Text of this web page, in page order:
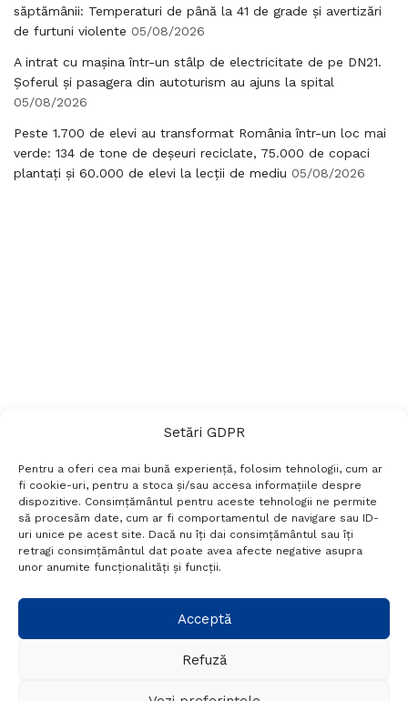
Setări GDPR
Pentru a oferi cea mai bună experiență, folosim tehnologii, cum ar
fi cookie-uri, pentru a stoca și/sau accesa informațiile despre
dispozitive. Consimțământul pentru aceste tehnologii ne permite
să procesăm date, cum ar fi comportamentul de navigare sau ID-
uri unice pe acest site. Dacă nu îți dai consimțământul sau îți
retragi consimțământul dat poate avea afecte negative asupra
unor anumite funcționalități și funcții.
Acceptă
Refuză
săptămânii: Temperaturi de până la 41 de grade și avertizări
de furtuni violente 05/08/2026
A intrat cu mașina într-un stâlp de electricitate de pe DN21.
Șoferul și pasagera din autoturism au ajuns la spital
05/08/2026
Peste 1.700 de elevi au transformat România într-un loc mai
verde: 134 de tone de deșeuri reciclate, 75.000 de copaci
plantați și 60.000 de elevi la lecții de mediu 05/08/2026
Termeni si conditii
Politică de confidențialitate
Politica cookies
Setări GDPR
+40 788 760 194